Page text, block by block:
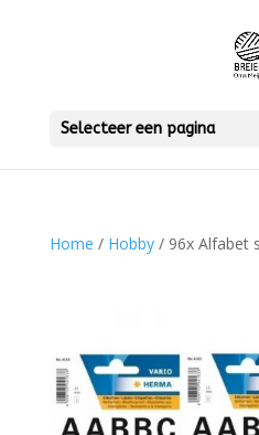
Selecteer een pagina
Home / Hobby/ 96x Alfabet